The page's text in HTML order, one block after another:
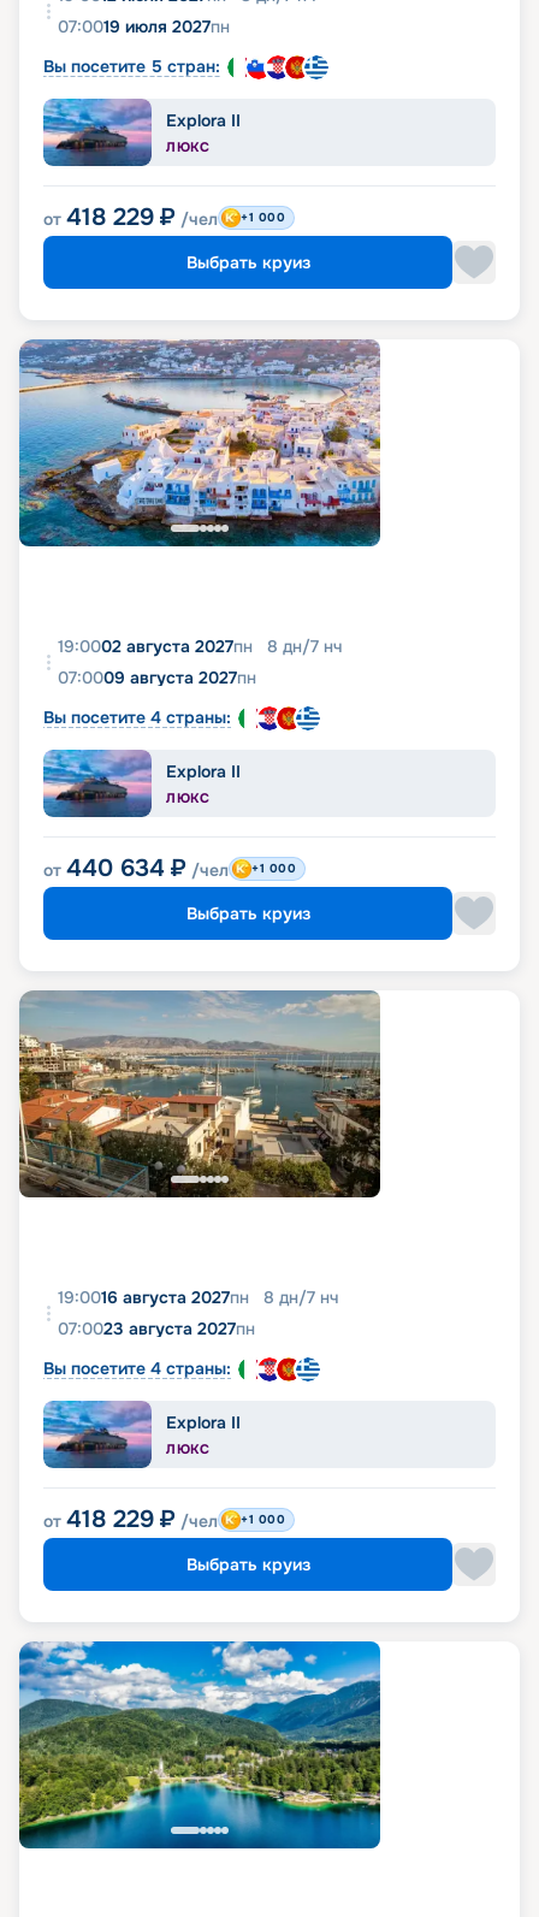
07:0019 июля 2027пн
Вы посетите 5 стран:
Explora II
ЛЮКС
от 418 229 ₽ /чел +1 000
Выбрать круиз
19:0002 августа 2027пн 8 дн/7 нч
07:0009 августа 2027пн
Вы посетите 4 страны:
Explora II
ЛЮКС
от 440 634 ₽ /чел +1 000
Выбрать круиз
19:0016 августа 2027пн 8 дн/7 нч
07:0023 августа 2027пн
Вы посетите 4 страны:
Explora II
ЛЮКС
от 418 229 ₽ /чел +1 000
Выбрать круиз